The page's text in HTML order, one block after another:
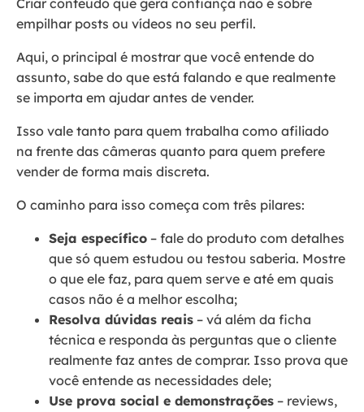
Criar conteúdo que gera confiança não é sobre
empilhar posts ou vídeos no seu perfil.
Aqui, o principal é mostrar que você entende do
assunto, sabe do que está falando e que realmente
se importa em ajudar antes de vender.
Isso vale tanto para quem trabalha como afiliado
na frente das câmeras quanto para quem prefere
vender de forma mais discreta.
O caminho para isso começa com três pilares:
Seja específico – fale do produto com detalhes
que só quem estudou ou testou saberia. Mostre
o que ele faz, para quem serve e até em quais
casos não é a melhor escolha;
Resolva dúvidas reais – vá além da ficha
técnica e responda às perguntas que o cliente
realmente faz antes de comprar. Isso prova que
você entende as necessidades dele;
Use prova social e demonstrações – reviews,